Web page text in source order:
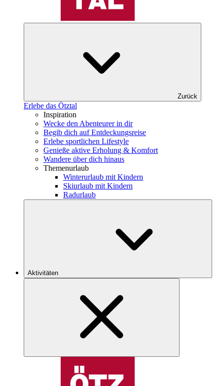
Zurück
Erlebe das Ötztal
Inspiration
Wecke den Abenteurer in dir
Begib dich auf Entdeckungsreise
Erlebe sportlichen Lifestyle
Genieße aktive Erholung & Komfort
Wandere über dich hinaus
Themenurlaub
Winterurlaub mit Kindern
Skiurlaub mit Kindern
Radurlaub
Aktivitäten